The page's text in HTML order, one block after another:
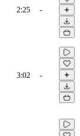
2:25 -
3:02 -